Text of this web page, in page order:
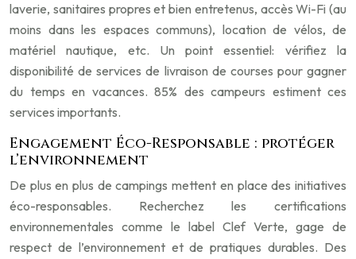
laverie, sanitaires propres et bien entretenus, accès Wi-Fi (au
moins dans les espaces communs), location de vélos, de
matériel nautique, etc. Un point essentiel: vérifiez la
disponibilité de services de livraison de courses pour gagner
du temps en vacances. 85% des campeurs estiment ces
services importants.
Engagement Éco-Responsable : protéger
l’environnement
De plus en plus de campings mettent en place des initiatives
éco-responsables. Recherchez les certifications
environnementales comme le label Clef Verte, gage de
respect de l’environnement et de pratiques durables. Des